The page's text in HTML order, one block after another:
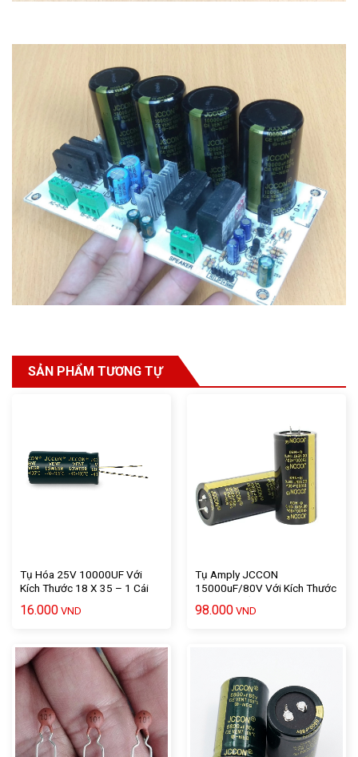
SẢN PHẨM TƯƠNG TỰ
Tụ Hóa 25V 10000UF Với
Kích Thước 18 X 35 – 1 Cái
16.000 VND
Tụ Amply JCCON
15000uF/80V Với Kích Thước
Cái
98.000 VND